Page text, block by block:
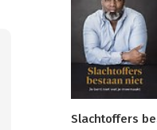
Slachtoffers